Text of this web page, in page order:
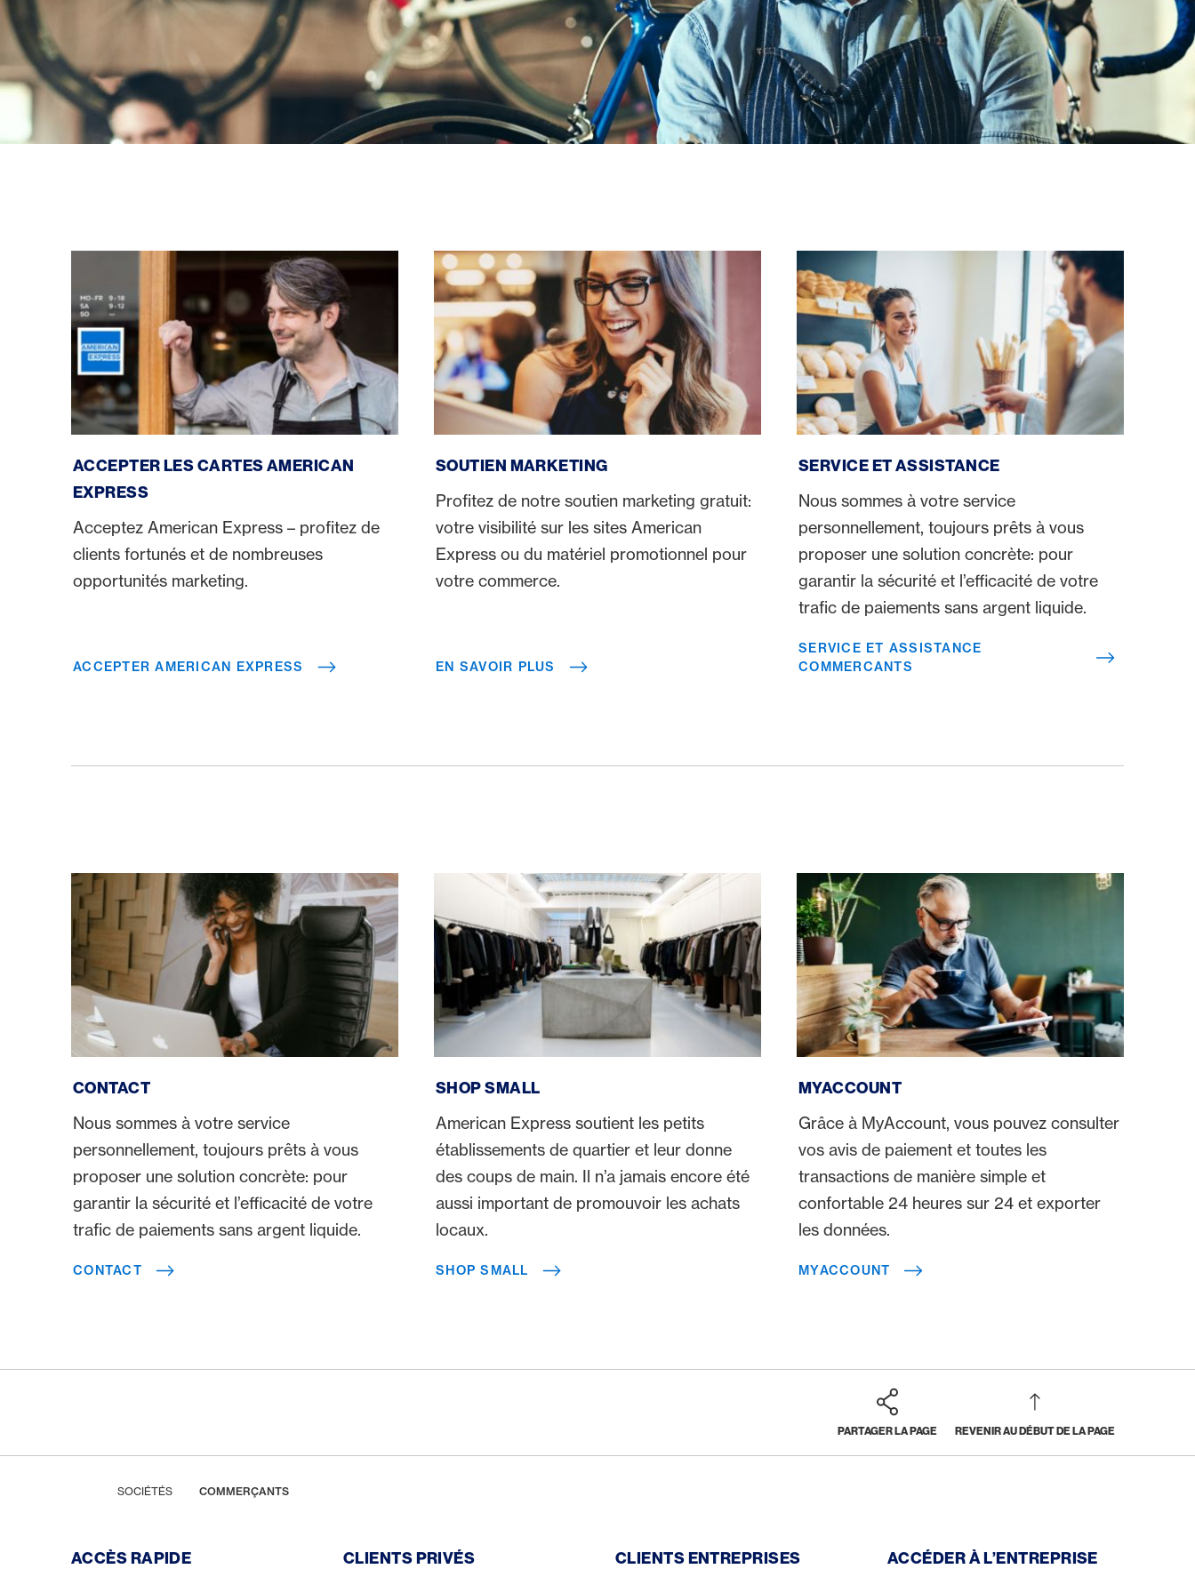
ACCEPTER LES CARTES AMERICAN
EXPRESS
Acceptez American Express – profitez de
clients fortunés et de nombreuses
opportunités marketing.
ACCEPTER AMERICAN EXPRESS
SOUTIEN MARKETING
Profitez de notre soutien marketing gratuit:
votre visibilité sur les sites American
Express ou du matériel promotionnel pour
votre commerce.
EN SAVOIR PLUS
SERVICE ET ASSISTANCE
Nous sommes à votre service
personnellement, toujours prêts à vous
proposer une solution concrète: pour
garantir la sécurité et l’efficacité de votre
trafic de paiements sans argent liquide.
SERVICE ET ASSISTANCE
COMMERCANTS
CONTACT
Nous sommes à votre service
personnellement, toujours prêts à vous
proposer une solution concrète: pour
garantir la sécurité et l’efficacité de votre
trafic de paiements sans argent liquide.
CONTACT
SHOP SMALL
American Express soutient les petits
établissements de quartier et leur donne
des coups de main. Il n’a jamais encore été
aussi important de promouvoir les achats
locaux.
SHOP SMALL
MYACCOUNT
Grâce à MyAccount, vous pouvez consulter
vos avis de paiement et toutes les
transactions de manière simple et
confortable 24 heures sur 24 et exporter
les données.
MYACCOUNT
PARTAGER LA PAGE REVENIR AU DÉBUT DE LA PAGE
SOCIÉTÉS COMMERÇANTS
Footer Navigation
ACCÈS RAPIDE CLIENTS PRIVÉS CLIENTS ENTREPRISES ACCÉDER À L’ENTREPRISE